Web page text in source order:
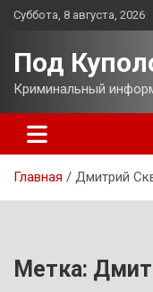
Перейти
Суббота, 8 августа, 2026
Под
Криминальный
Главная Дмитрий
Метка: